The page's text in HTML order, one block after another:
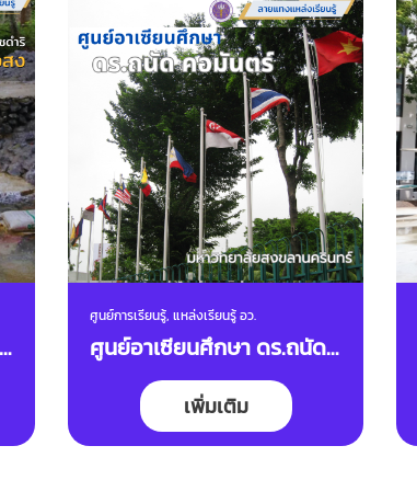
ศูนย์การเรียนรู้, แหล่งเรียนรู้ อว.
ศูนย์อาเซียนศึกษา ดร.ถนัด
คอมันตร์
เพิ่มเติม